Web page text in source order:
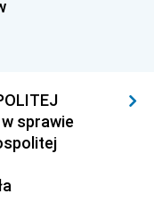
sprawie